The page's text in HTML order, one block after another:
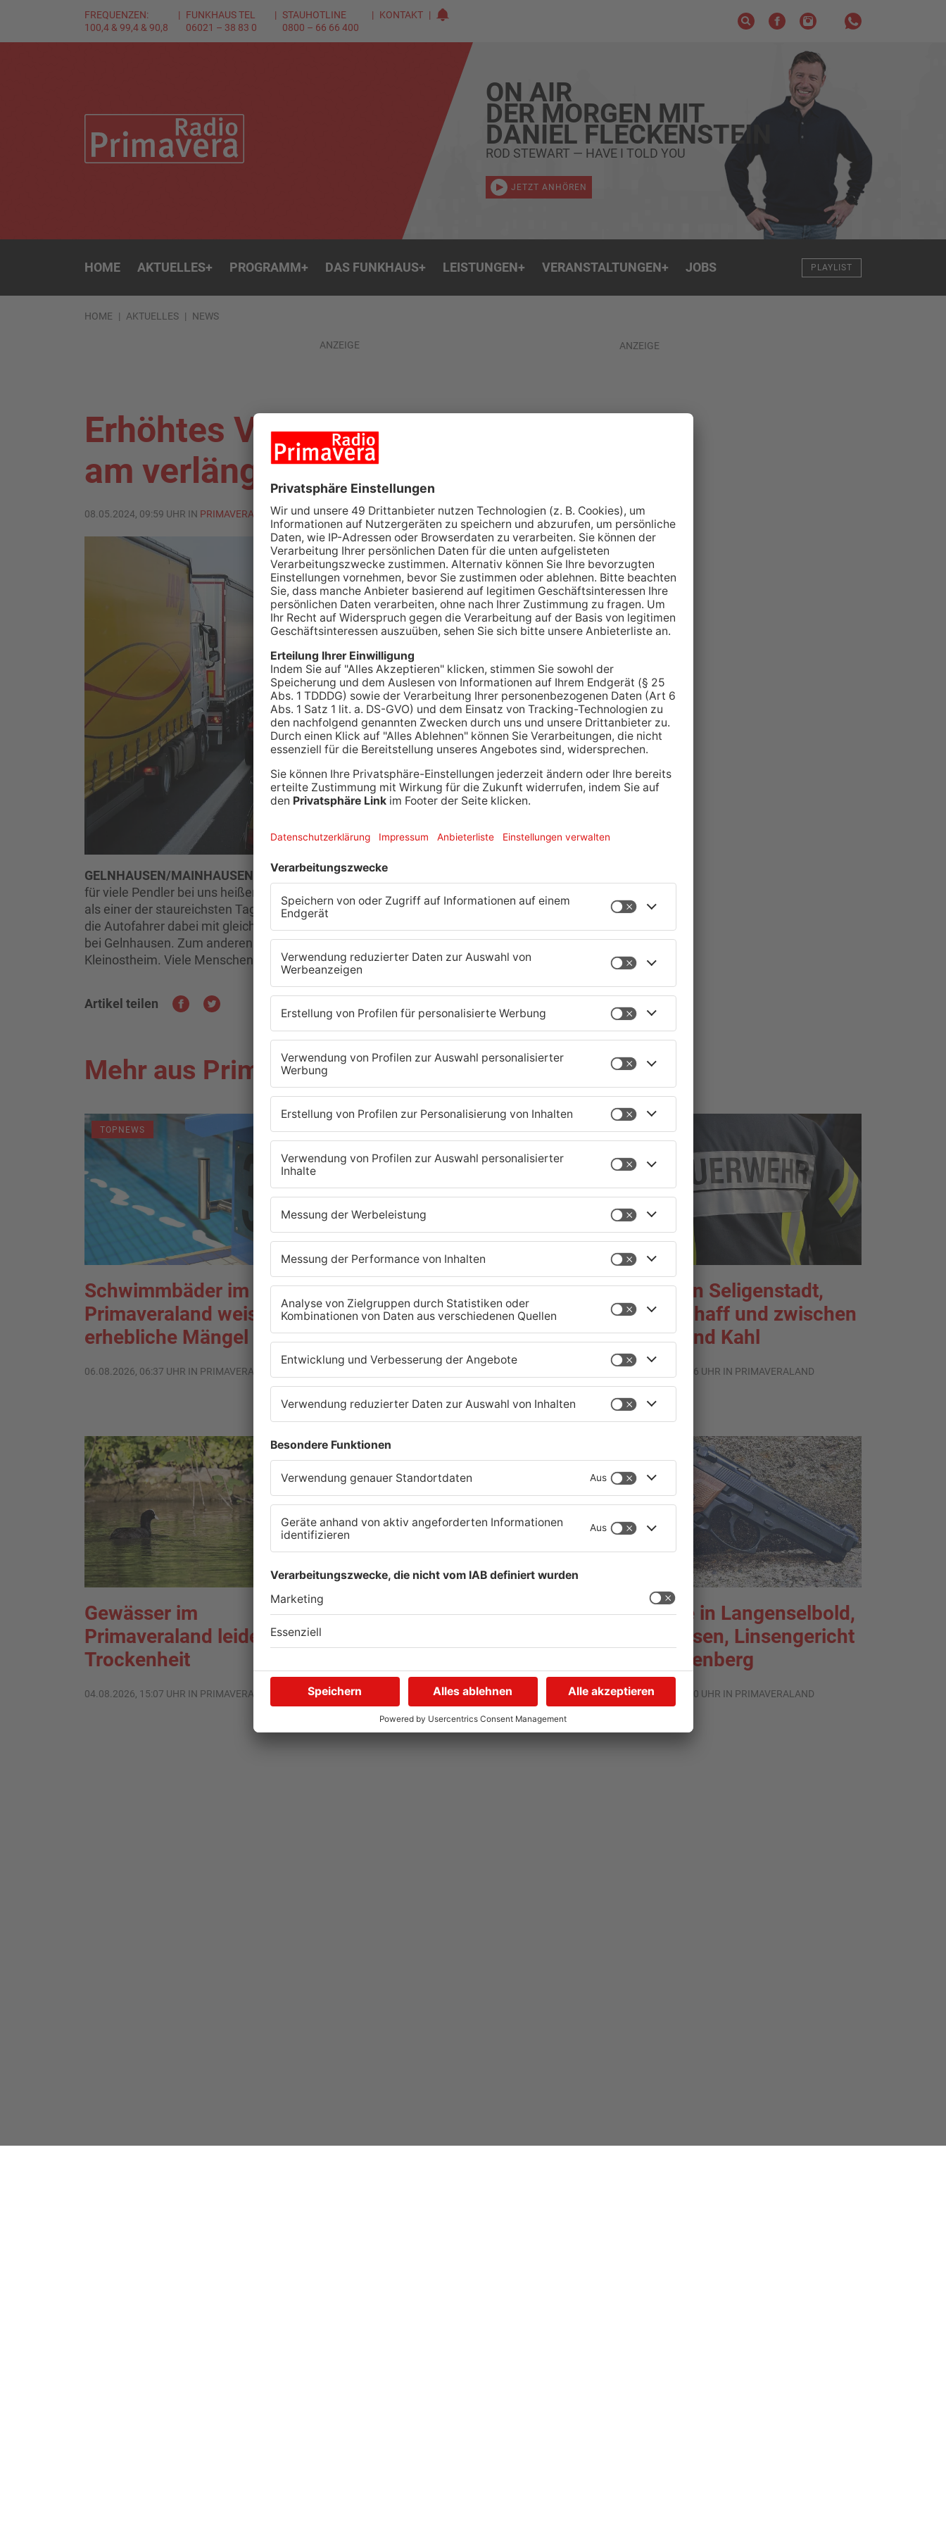
FREQUENZEN:
100,4 & 99,4 & 90,8
FUNKHAUS TEL
06021 – 38 83 0
STAUHOTLINE
0800 – 66 66 400
KONTAKT
ON AIR
DER MORGEN MIT
DANIEL FLECKENSTEIN
ROD STEWART — HAVE I TOLD YOU
JETZT ANHÖREN
HOME AKTUELLES+ PROGRAMM+ DAS FUNKHAUS+ LEISTUNGEN+ VERANSTALTUNGEN+ JOBS PLAYLIST
HOME AKTUELLES NEWS
ANZEIGE
Erhöhtes Verkehrsaufkommen
am verlängerten Wochenende
08.05.2024, 09:59 UHR IN PRIMAVERALAND
GELNHAUSEN/MAINHAUSEN/KLEINOSTHEIM.„Hinten anstellen“ dürfte es heute wieder
für viele Pendler bei uns heißen. Denn der Tag vor Christi Himmelfahrt gilt traditionsgemäß
als einer der staureichsten Tage im Primaveraland. Auf unseren Transitstrecken müssen
die Autofahrer dabei mit gleich zwei Nadelöhren rechnen. Einmal die Baustelle auf der A66
bei Gelnhausen. Zum anderen die Brückenarbeiten auf der A45 zwischen Mainhausen und
Kleinostheim. Viele Menschen nutzen den Brückentag für einen Kurzurlaub.
Artikel teilen
ANZEIGE
Mehr aus Primaveraland
TOPNEWS
Schwimmbäder im
Primaveraland weisen teils
erhebliche Mängel auf
06.08.2026, 06:37 UHR IN PRIMAVERALAND
TOPNEWS
Waldbrandgefahr im
Primaveraland bleibt
weiterhin sehr hoch
TOPNEWS
Brände in Seligenstadt,
Waldaschaff und zwischen
Hanau und Kahl
05.08.2026, 06:36 UHR IN PRIMAVERALAND
Gewässer im
Primaveraland leiden unter
Trockenheit
04.08.2026, 15:07 UHR IN PRIMAVERALAND
TOPNEWS
Kliniken im Primaveraland
04.08.2026, 07:50 UHR IN PRIMAVERALAND
Schüsse in Langenselbold,
Gelnhausen, Linsengericht
und Miltenberg
03.08.2026, 13:00 UHR IN PRIMAVERALAND